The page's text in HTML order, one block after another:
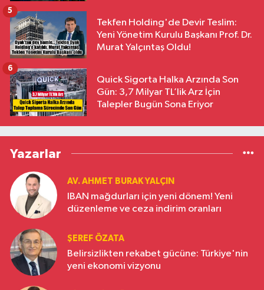
Tekfen Holding'de Devir Teslim:
Yeni Yönetim Kurulu Başkanı Prof. Dr.
Murat Yalçıntaş Oldu!
5
Quick Sigorta Halka Arzında Son
Gün: 3,7 Milyar TL’lik Arz İçin
Talepler Bugün Sona Eriyor
6
Yazarlar
AV. AHMET BURAK YALÇIN
IBAN mağdurları için yeni dönem! Yeni
düzenleme ve ceza indirim oranları
ŞEREF ÖZATA
Belirsizlikten rekabet gücüne: Türkiye'nin
yeni ekonomi vizyonu